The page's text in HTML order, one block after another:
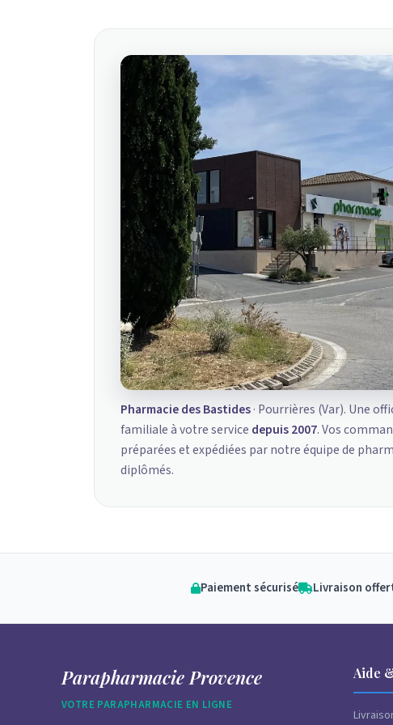
Pharmacie des Bastides· Pourrières (Var). Une
familiale à votre service depuis 2007. Vos
préparées et expédiées par notre équipe de
diplômés.
Paiement sécurisé Livraison
Parapharmacie Provence
VOTRE PARAPHARMACIE EN LIGNE
Aide